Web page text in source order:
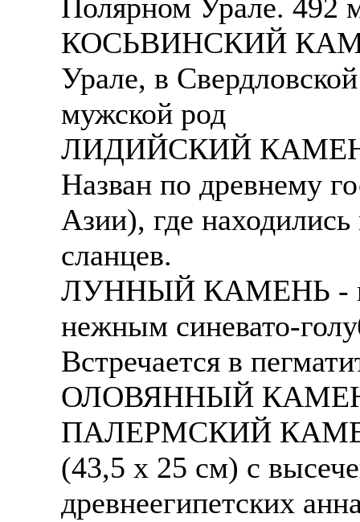
Полярном Урале. 492
КОСЬВИНСКИЙ
Урале, в
мужской род
ЛИДИЙСКИЙ КАМЕНЬ
Назван по древнему
Азии), где
сланцев.
ЛУННЫЙ КАМЕНЬ -
нежным синевато-
Встречается в
ОЛОВЯННЫЙ КАМЕНЬ
ПАЛЕРМСКИЙ
(43,5 х 25 см) с
древнеегипетских